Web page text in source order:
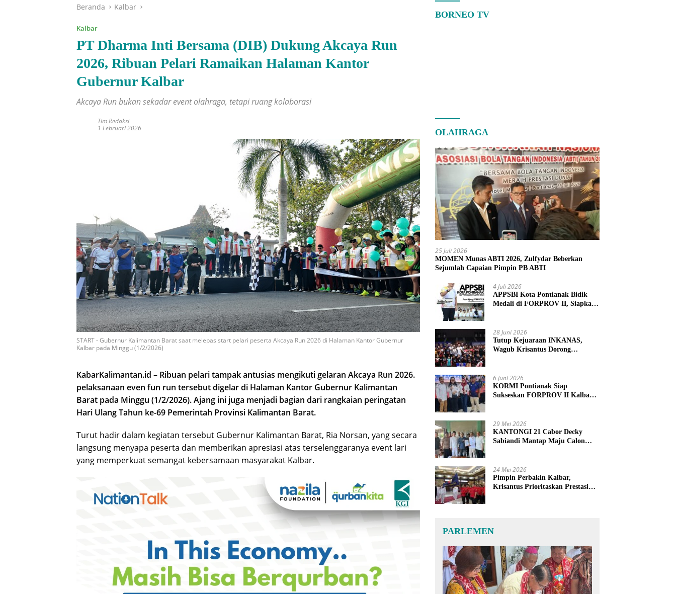
Beranda Kalbar
Kalbar
PT Dharma Inti Bersama (DIB) Dukung Akcaya Run
2026, Ribuan Pelari Ramaikan Halaman Kantor
Gubernur Kalbar
Akcaya Run bukan sekadar event olahraga, tetapi ruang kolaborasi
Tim Redaksi
1 Februari 2026
START - Gubernur Kalimantan Barat saat melepas start pelari peserta Akcaya Run 2026 di Halaman Kantor Gubernur
Kalbar pada Minggu (1/2/2026)
KabarKalimantan.id – Ribuan pelari tampak antusias mengikuti gelaran Akcaya Run 2026.
pelaksanaan even fun run tersebut digelar di Halaman Kantor Gubernur Kalimantan
Barat pada Minggu (1/2/2026). Ajang ini juga menjadi bagian dari rangkaian peringatan
Hari Ulang Tahun ke-69 Pemerintah Provinsi Kalimantan Barat.
Turut hadir dalam kegiatan tersebut Gubernur Kalimantan Barat, Ria Norsan, yang secara
langsung menyapa peserta dan memberikan apresiasi atas terselenggaranya event lari
yang memperkuat semangat kebersamaan masyarakat Kalbar.
BORNEO TV
OLAHRAGA
25 Juli 2026
MOMEN Munas ABTI 2026, Zulfydar Beberkan
Sejumlah Capaian Pimpin PB ABTI
4 Juli 2026
APPSBI Kota Pontianak Bidik
Medali di FORPROV II, Siapkan
28 Juni 2026
Tutup Kejuaraan INKANAS,
Wagub Krisantus Dorong
6 Juni 2026
KORMI Pontianak Siap
Sukseskan FORPROV II Kalbar
29 Mei 2026
KANTONGI 21 Cabor Decky
Sabiandi Mantap Maju Calon
24 Mei 2026
Pimpin Perbakin Kalbar,
Krisantus Prioritaskan Prestasi
PARLEMEN